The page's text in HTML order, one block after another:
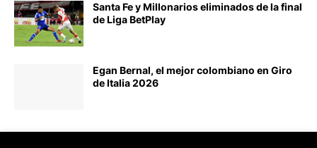
Santa Fe y Millonarios eliminados de la final
de Liga BetPlay
Egan Bernal, el mejor colombiano en Giro
de Italia 2026